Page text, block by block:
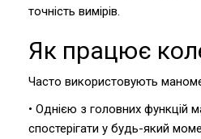
точність вимірів.
Як працює
Часто використовують
• Однією з головних функцій
спостерігати у будь-який